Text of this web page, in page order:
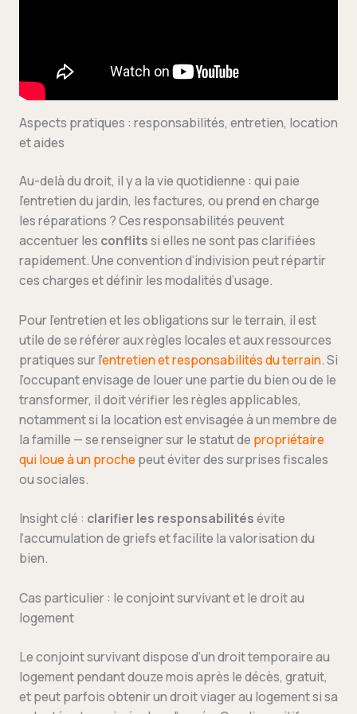
Aspects pratiques : responsabilités, entretien, location
et aides
Au-delà du droit, il y a la vie quotidienne : qui paie
l’entretien du jardin, les factures, ou prend en charge
les réparations ? Ces responsabilités peuvent
accentuer les conflitssi elles ne sont pas clarifiées
rapidement. Une convention d’indivision peut répartir
ces charges et définir les modalités d’usage.
Pour l’entretien et les obligations sur le terrain, il est
utile de se référer aux règles locales et aux ressources
pratiques sur l’entretien et responsabilités du terrain. Si
l’occupant envisage de louer une partie du bien ou de le
transformer, il doit vérifier les règles applicables,
notamment si la location est envisagée à un membre de
la famille — se renseigner sur le statut de propriétaire
qui loue à un proche peut éviter des surprises fiscales
ou sociales.
Insight clé : clarifier les responsabilitésévite
l’accumulation de griefs et facilite la valorisation du
bien.
Cas particulier : le conjoint survivant et le droit au
logement
Le conjoint survivant dispose d’un droit temporaire au
logement pendant douze mois après le décès, gratuit,
et peut parfois obtenir un droit viager au logement si sa